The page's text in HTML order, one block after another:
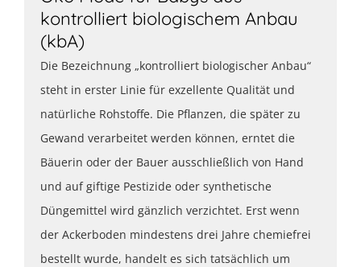
kontrolliert biologischem Anbau
(kbA)
Die Bezeichnung „kontrolliert biologischer Anbau“
steht in erster Linie für exzellente Qualität und
natürliche Rohstoffe. Die Pflanzen, die später zu
Gewand verarbeitet werden können, erntet die
Bäuerin oder der Bauer ausschließlich von Hand
und auf giftige Pestizide oder synthetische
Düngemittel wird gänzlich verzichtet. Erst wenn
der Ackerboden mindestens drei Jahre chemiefrei
bestellt wurde, handelt es sich tatsächlich um